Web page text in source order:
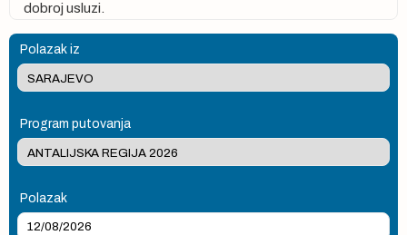
dobroj usluzi.
Polazak iz
Program putovanja
Polazak